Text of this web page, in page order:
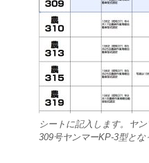
シートに記入します。ヤ
309号ヤンマーKP-3型とな